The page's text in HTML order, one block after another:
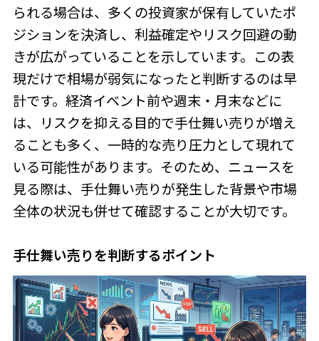
られる場合は、多くの投資家が保有していたポ
ジションを決済し、利益確定やリスク回避の動
きが広がっていることを示しています。この表
現だけで相場が弱気になったと判断するのは早
計です。経済イベント前や週末・月末などに
は、リスクを抑える目的で手仕舞い売りが増え
ることも多く、一時的な売り圧力として現れて
いる可能性があります。そのため、ニュースを
見る際は、手仕舞い売りが発生した背景や市場
全体の状況も併せて確認することが大切です。
手仕舞い売りを判断するポイント